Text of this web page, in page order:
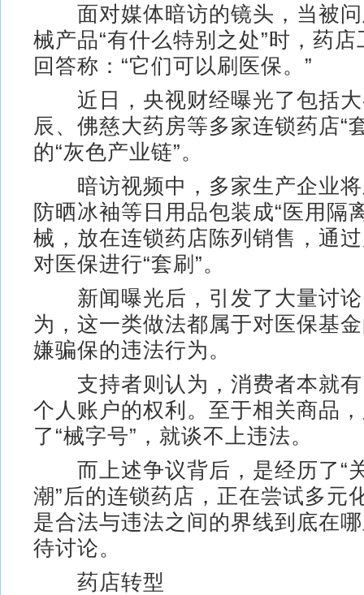
面对媒体暗访的镜头，当被问
械产品“有什么特别之处”时，药
回答称：“它们可以刷医保。”
近日，央视财经曝光了包括大
辰、佛慈大药房等多家连锁药店“
的“灰色产业链”。
暗访视频中，多家生产企业将
防晒冰袖等日用品包装成“医用隔
械，放在连锁药店陈列销售，通
对医保进行“套刷”。
新闻曝光后，引发了大量讨论
为，这一类做法都属于对医保基
嫌骗保的违法行为。
支持者则认为，消费者本就有
个人账户的权利。至于相关商品
了“械字号”，就谈不上违法。
而上述争议背后，是经历了“
潮”后的连锁药店，正在尝试多元
是合法与违法之间的界线到底在
待讨论。
药店转型